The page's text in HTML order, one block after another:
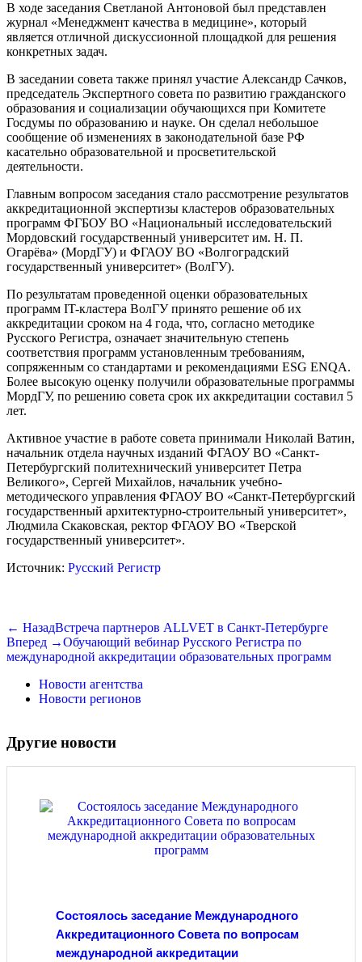
В ходе заседания Светланой Антоновой был представлен
журнал «Менеджмент качества в медицине», который
является отличной дискуссионной площадкой для решения
конкретных задач.
В заседании совета также принял участие Александр Сачков,
председатель Экспертного совета по развитию гражданского
образования и социализации обучающихся при Комитете
Госдумы по образованию и науке. Он сделал небольшое
сообщение об изменениях в законодательной базе РФ
касательно образовательной и просветительской
деятельности.
Главным вопросом заседания стало рассмотрение результатов
аккредитационной экспертизы кластеров образовательных
программ ФГБОУ ВО «Национальный исследовательский
Мордовский государственный университет им. Н. П.
Огарёва» (МордГУ) и ФГАОУ ВО «Волгоградский
государственный университет» (ВолГУ).
По результатам проведенной оценки образовательных
программ IT-кластера ВолГУ принято решение об их
аккредитации сроком на 4 года, что, согласно методике
Русского Регистра, означает значительную степень
соответствия программ установленным требованиям,
сопряженным со стандартами и рекомендациями ESG ENQA.
Более высокую оценку получили образовательные программы
МордГУ, по решению совета срок их аккредитации составил 5
лет.
Активное участие в работе совета принимали Николай Ватин,
начальник отдела научных изданий ФГАОУ ВО «Санкт-
Петербургский политехнический университет Петра
Великого», Сергей Михайлов, начальник учебно-
методического управления ФГАОУ ВО «Санкт-Петербургский
государственный архитектурно-строительный университет»,
Людмила Скаковская, ректор ФГАОУ ВО «Тверской
государственный университет».
Источник: Русский Регистр
← НазадВстреча партнеров ALLVET в Санкт-Петербурге
Вперед →Обучающий вебинар Русского Регистра по
международной аккредитации образовательных программ
Новости агентства
Новости регионов
Другие новости
Состоялось заседание Международного
Аккредитационного Совета по вопросам
международной аккредитации